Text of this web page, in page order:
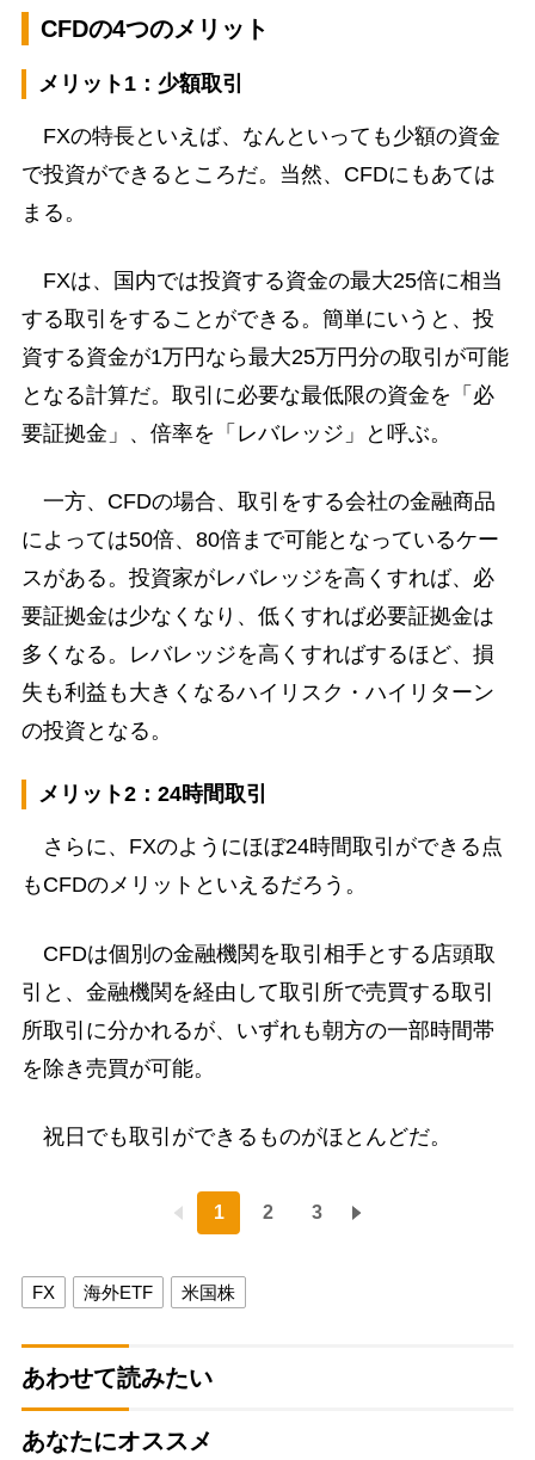
CFDの4つのメリット
メリット1：少額取引
FXの特長といえば、なんといっても少額の資金
で投資ができるところだ。当然、CFDにもあては
まる。
FXは、国内では投資する資金の最大25倍に相当
する取引をすることができる。簡単にいうと、投
資する資金が1万円なら最大25万円分の取引が可能
となる計算だ。取引に必要な最低限の資金を「必
要証拠金」、倍率を「レバレッジ」と呼ぶ。
一方、CFDの場合、取引をする会社の金融商品
によっては50倍、80倍まで可能となっているケー
スがある。投資家がレバレッジを高くすれば、必
要証拠金は少なくなり、低くすれば必要証拠金は
多くなる。レバレッジを高くすればするほど、損
失も利益も大きくなるハイリスク・ハイリターン
の投資となる。
メリット2：24時間取引
さらに、FXのようにほぼ24時間取引ができる点
もCFDのメリットといえるだろう。
CFDは個別の金融機関を取引相手とする店頭取
引と、金融機関を経由して取引所で売買する取引
所取引に分かれるが、いずれも朝方の一部時間帯
を除き売買が可能。
祝日でも取引ができるものがほとんどだ。
1 2 3
FX 海外ETF 米国株
あわせて読みたい
あなたにオススメ